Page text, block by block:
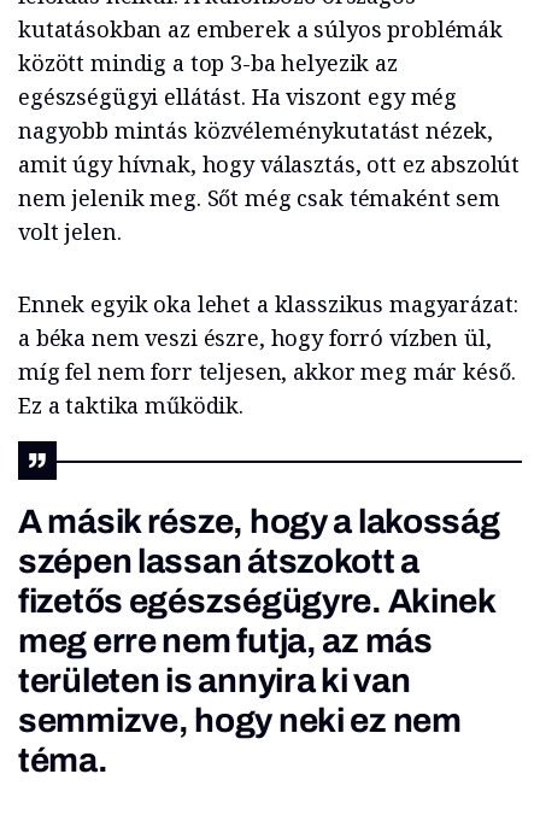
kutatásokban az emberek a súlyos problémák
között mindig a top 3-ba helyezik az
egészségügyi ellátást. Ha viszont egy még
nagyobb mintás közvéleménykutatást nézek,
amit úgy hívnak, hogy választás, ott ez abszolút
nem jelenik meg. Sőt még csak témaként sem
volt jelen.
Ennek egyik oka lehet a klasszikus magyarázat:
a béka nem veszi észre, hogy forró vízben ül,
míg fel nem forr teljesen, akkor meg már késő.
Ez a taktika működik.
A másik része, hogy a lakosság
szépen lassan átszokott a
fizetős egészségügyre. Akinek
meg erre nem futja, az más
területen is annyira ki van
semmizve, hogy neki ez nem
téma.